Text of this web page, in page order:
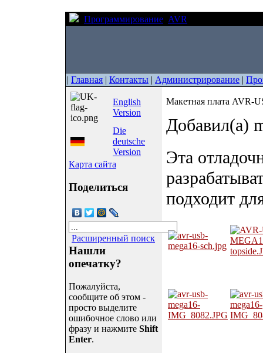
Программирование AVR
| Главная | Контакты | Администрирование |
English
Version
Die
deutsche
Version
Карта сайта
Поделиться
Расширенный поиск
Нашли
опечатку?
Пожалуйста,
сообщите об этом -
просто выделите
ошибочное слово или
фразу и нажмите Shift
Enter.
Макетная плата AVR-
Добавил(а)
Эта
подходит